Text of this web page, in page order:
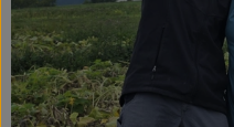
Kühltheke
Backwaren
Haltbares